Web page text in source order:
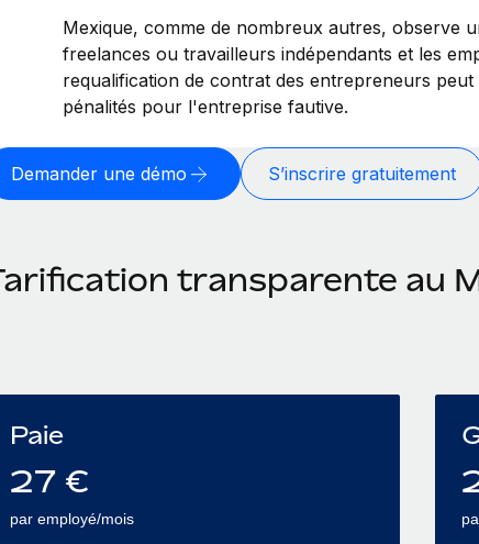
Mexique, comme de nombreux autres, observe
freelances ou travailleurs indépendants et les
requalification de contrat des entrepreneurs peut
pénalités pour l'entreprise fautive.
Demander une démo S’inscrire gratuitement
transparente au
Paie
27 €
par employé/mois